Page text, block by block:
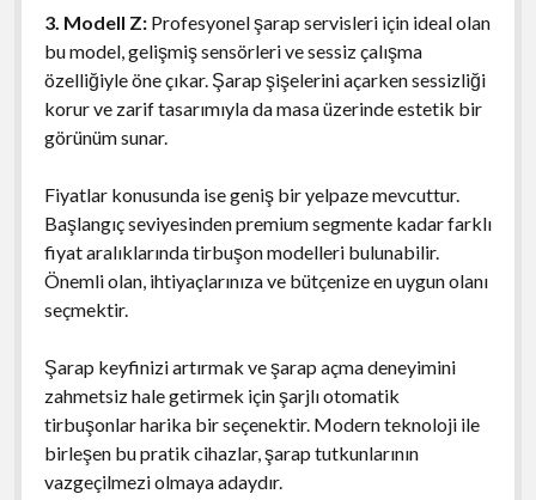
3. Modell Z:Profesyonel şarap servisleri için ideal olan
bu model, gelişmiş sensörleri ve sessiz çalışma
özelliğiyle öne çıkar. Şarap şişelerini açarken sessizliği
korur ve zarif tasarımıyla da masa üzerinde estetik bir
görünüm sunar.
Fiyatlar konusunda ise geniş bir yelpaze mevcuttur.
Başlangıç seviyesinden premium segmente kadar farklı
fiyat aralıklarında tirbuşon modelleri bulunabilir.
Önemli olan, ihtiyaçlarınıza ve bütçenize en uygun olanı
seçmektir.
Şarap keyfinizi artırmak ve şarap açma deneyimini
zahmetsiz hale getirmek için şarjlı otomatik
tirbuşonlar harika bir seçenektir. Modern teknoloji ile
birleşen bu pratik cihazlar, şarap tutkunlarının
vazgeçilmezi olmaya adaydır.